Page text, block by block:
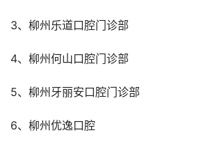
3、柳州乐道口腔门诊部
4、柳州何山口腔门诊部
5、柳州牙丽安口腔门诊部
6、柳州优逸口腔